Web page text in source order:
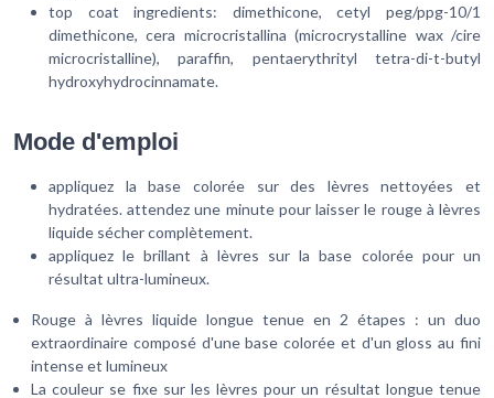
top coat ingredients: dimethicone, cetyl peg/ppg-10/1
dimethicone, cera microcristallina (microcrystalline wax /cire
microcristalline), paraffin, pentaerythrityl tetra-di-t-butyl
hydroxyhydrocinnamate.
Mode d'emploi
appliquez la base colorée sur des lèvres nettoyées et
hydratées. attendez une minute pour laisser le rouge à lèvres
liquide sécher complètement.
appliquez le brillant à lèvres sur la base colorée pour un
résultat ultra-lumineux.
Rouge à lèvres liquide longue tenue en 2 étapes : un duo
extraordinaire composé d'une base colorée et d'un gloss au fini
intense et lumineux
La couleur se fixe sur les lèvres pour un résultat longue tenue